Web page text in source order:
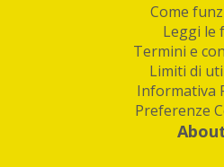
Come
Leggi le
Termini e
Limiti di
Informativa
Preferenze